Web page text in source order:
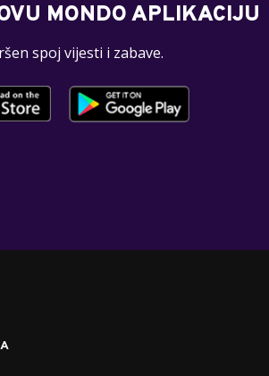
MONDO APLIKACIJU
spoj vijesti i zabave.